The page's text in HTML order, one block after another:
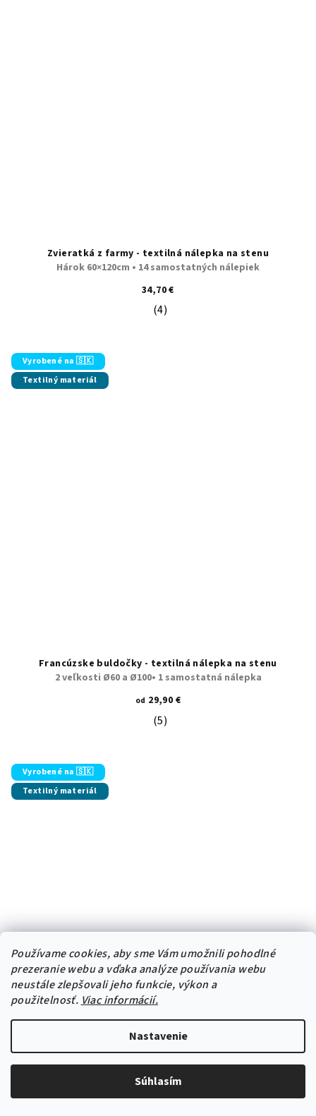
Používame cookies, aby sme Vám umožnili pohodlné
prezeranie webu a vďaka analýze používania webu
neustále zlepšovali jeho funkcie, výkon a
použitelnosť. Viac informácií.
Nastavenie
Súhlasím
Zvieratká z farmy - textilná nálepka na stenu
Hárok 60×120cm • 14 samostatných nálepiek
34,70 €
Priemerné hodnotenie produktu
(4)
Vyrobené na 🇸🇰
Textilný materiál
Francúzske buldočky - textilná nálepka na stenu
2 veľkosti Ø60 a Ø100• 1 samostatná nálepka
od 29,90 €
Priemerné hodnotenie produktu
(5)
Vyrobené na 🇸🇰
Textilný materiál
Exotické vtáky - textilná nálepka na stenu
Hárok 60×120cm • 7 samostatných nálepiek